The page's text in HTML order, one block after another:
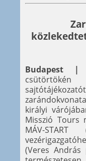
Budapest |
királyi
Misszió Tours
MÁV-
(Veres András